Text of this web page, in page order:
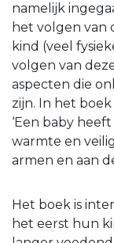
namelijk
het volgen van
kind (veel
volgen van
aspecten die
zijn. In het
‘Een baby
warmte en
armen en aan
Het boek is
het eerst hun